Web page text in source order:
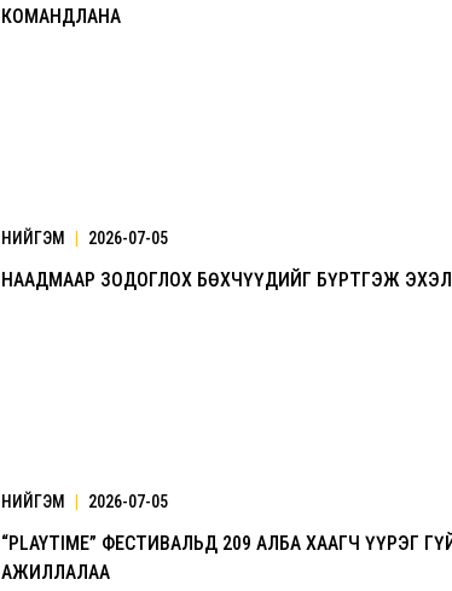
КОМАНДЛАНА
НИЙГЭМ | 2026-07-05
НААДМААР ЗОДОГЛОХ БӨХЧҮҮДИЙГ БҮРТГЭЖ
НИЙГЭМ | 2026-07-05
“PLAYTIME” ФЕСТИВАЛЬД 209 АЛБА ХААГЧ ҮҮРЭГ
АЖИЛЛАЛАА